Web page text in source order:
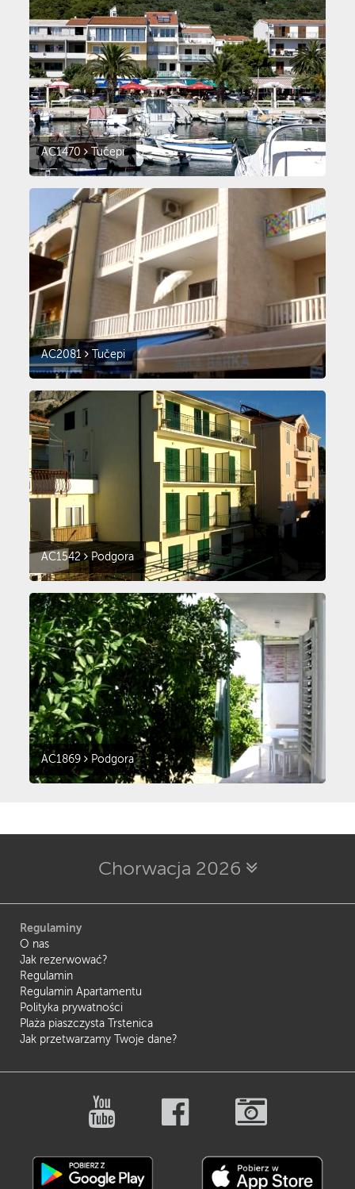
AC1470 Tučepi
AC2081 Tučepi
AC1542 Podgora
AC1869 Podgora
Chorwacja 2026
Regulaminy
O nas
Jak rezerwować?
Regulamin
Regulamin Apartamentu
Polityka prywatności
Plaża piaszczysta Trstenica
Jak przetwarzamy Twoje dane?